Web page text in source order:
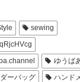
sewing
ゆうば
ーバッグ ハンド